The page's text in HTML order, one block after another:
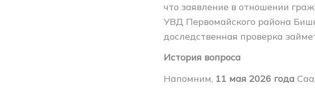
что заявление в отношении
УВД Первомайского района
доследственная проверка
История вопроса
Напомним, 11 мая 2026 года